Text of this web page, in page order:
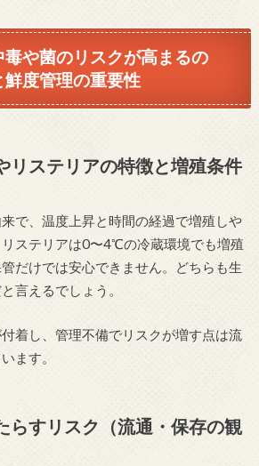
や菌のリスクが高まるの
度管理の重要性
リステリアの特徴と増殖条件
で、温度上昇と時間の経過で増殖しや
ステリアは0〜4℃の冷蔵環境でも増殖
だけでは安心できません。どちらも生
言えるでしょう。
着し、管理不備でリスクが増す点は流
ます。
らすリスク（流通・保存の観